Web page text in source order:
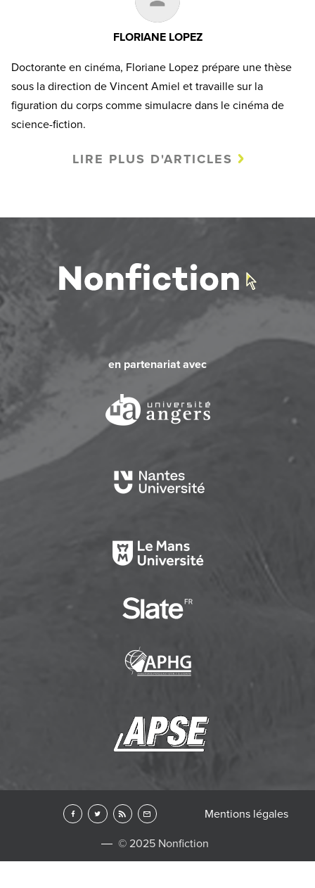
FLORIANE LOPEZ
Doctorante en cinéma, Floriane Lopez prépare une thèse
sous la direction de Vincent Amiel et travaille sur la
figuration du corps comme simulacre dans le cinéma de
science-fiction.
LIRE PLUS D'ARTICLES
en partenariat avec
© 2025 Nonfiction
Mentions légales